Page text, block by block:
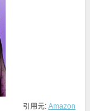
引用元: Amazon